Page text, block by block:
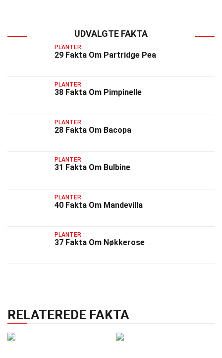
UDVALGTE FAKTA
PLANTER
29 Fakta Om Partridge Pea
PLANTER
38 Fakta Om Pimpinelle
PLANTER
28 Fakta Om Bacopa
PLANTER
31 Fakta Om Bulbine
PLANTER
40 Fakta Om Mandevilla
PLANTER
37 Fakta Om Nøkkerose
RELATEREDE FAKTA